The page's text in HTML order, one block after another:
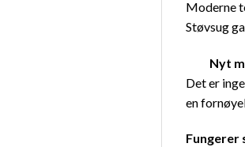
Moderne
Støvsug
Nyt
Det er
en
Fungerer